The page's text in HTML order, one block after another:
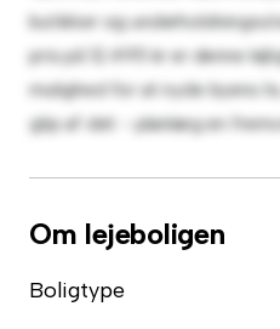
butikker og
pris på 12.495 kr er denne
mulighed for at nyde byens
glip af det - planlæg en
Om lejeboligen
Boligtype